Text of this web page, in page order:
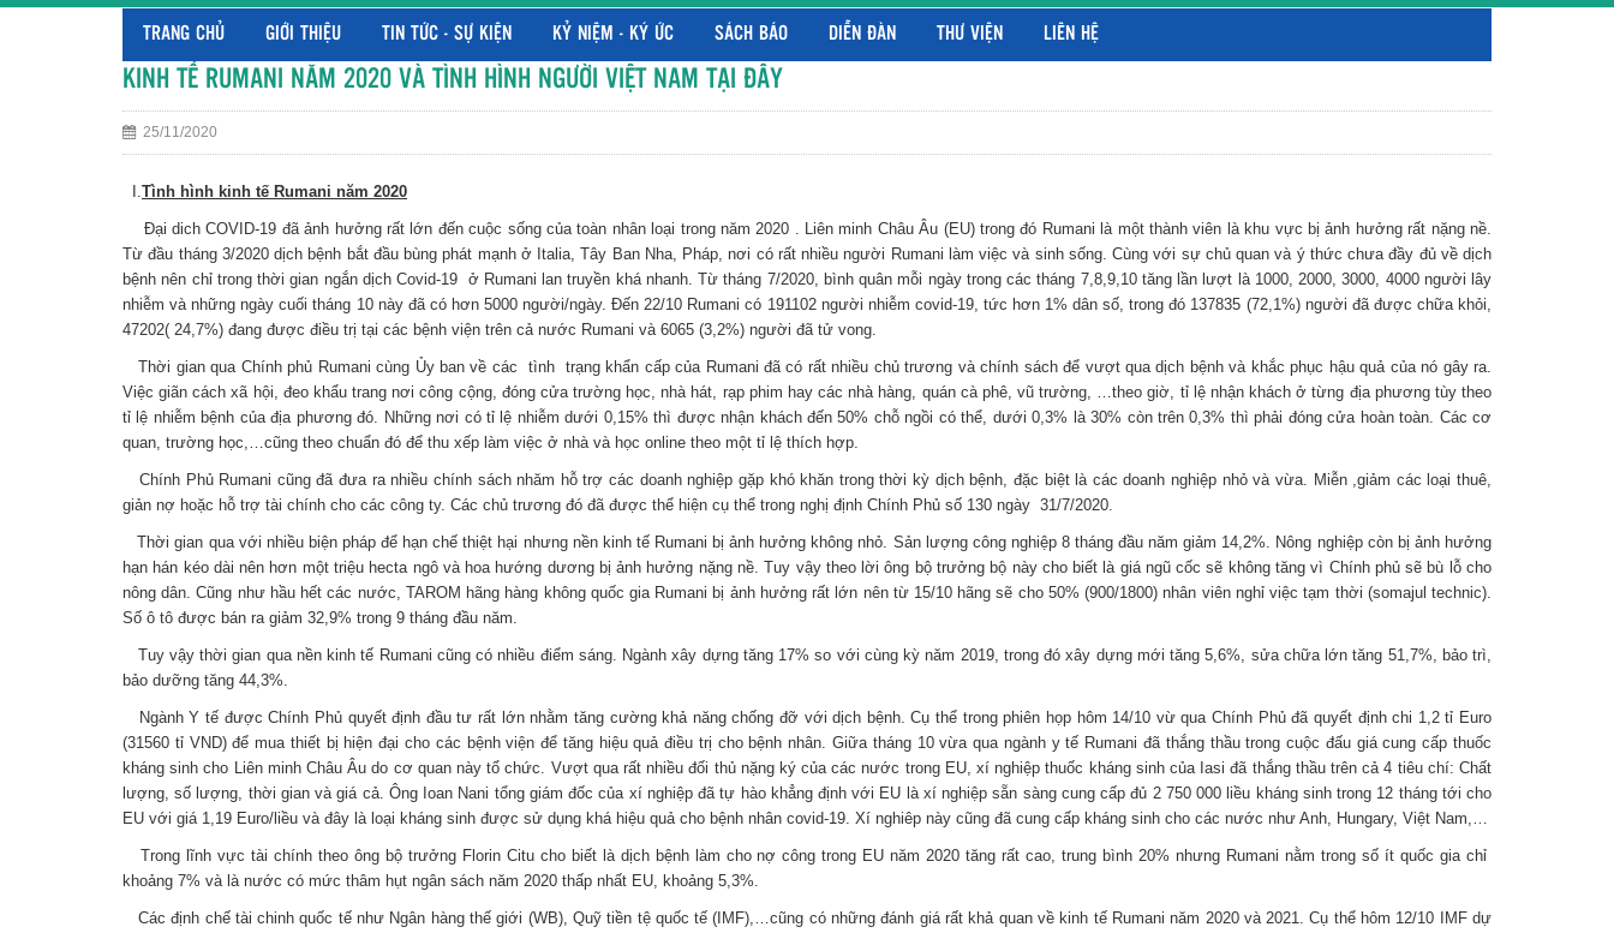
TRANG CHỦ GIỚI THIỆU TIN TỨC - SỰ KIỆN KỶ NIỆM - KÝ ỨC SÁCH BÁO DIỄN ĐÀN THƯ VIỆN LIÊN HỆ
KINH TẾ RUMANI NĂM 2020 VÀ TÌNH HÌNH NGƯỜI VIỆT NAM TẠI ĐÂY
25/11/2020
I.Tình hình kinh tế Rumani năm 2020
Đại dich COVID-19 đã ảnh hưởng rất lớn đến cuộc sống của toàn nhân loại trong năm 2020 . Liên minh Châu Âu (EU) trong đó Rumani là một thành viên là khu vực bị ảnh hưởng rất nặng nề.
Từ đầu tháng 3/2020 dịch bệnh bắt đầu bùng phát mạnh ở Italia, Tây Ban Nha, Pháp, nơi có rất nhiều người Rumani làm việc và sinh sống. Cùng với sự chủ quan và ý thức chưa đầy đủ về dịch
bệnh nên chỉ trong thời gian ngắn dịch Covid-19 ở Rumani lan truyền khá nhanh. Từ tháng 7/2020, bình quân mỗi ngày trong các tháng 7,8,9,10 tăng lần lượt là 1000, 2000, 3000, 4000 người lây
nhiễm và những ngày cuối tháng 10 này đã có hơn 5000 người/ngày. Đến 22/10 Rumani có 191102 người nhiễm covid-19, tức hơn 1% dân số, trong đó 137835 (72,1%) người đã được chữa khỏi,
47202( 24,7%) đang được điều trị tại các bệnh viện trên cả nước Rumani và 6065 (3,2%) người đã tử vong.
Thời gian qua Chính phủ Rumani cùng Ủy ban về các tình trạng khẩn cấp của Rumani đã có rất nhiều chủ trương và chính sách để vượt qua dịch bệnh và khắc phục hậu quả của nó gây ra.
Việc giãn cách xã hội, đeo khẩu trang nơi công cộng, đóng cửa trường học, nhà hát, rạp phim hay các nhà hàng, quán cà phê, vũ trường, …theo giờ, tỉ lệ nhận khách ở từng địa phương tùy theo
tỉ lệ nhiễm bệnh của địa phương đó. Những nơi có tỉ lệ nhiễm dưới 0,15% thì được nhận khách đến 50% chỗ ngồi có thể, dưới 0,3% là 30% còn trên 0,3% thì phải đóng cửa hoàn toàn. Các cơ
quan, trường học,…cũng theo chuẩn đó để thu xếp làm việc ở nhà và học online theo một tỉ lệ thích hợp.
Chính Phủ Rumani cũng đã đưa ra nhiều chính sách nhăm hỗ trợ các doanh nghiệp gặp khó khăn trong thời kỳ dịch bệnh, đặc biệt là các doanh nghiệp nhỏ và vừa. Miễn ,giảm các loại thuê,
giản nợ hoặc hỗ trợ tài chính cho các công ty. Các chủ trương đó đã được thể hiện cụ thể trong nghị định Chính Phủ số 130 ngày 31/7/2020.
Thời gian qua với nhiều biện pháp để hạn chế thiệt hại nhưng nền kinh tế Rumani bị ảnh hưởng không nhỏ. Sản lượng công nghiệp 8 tháng đầu năm giảm 14,2%. Nông nghiệp còn bị ảnh hưởng
hạn hán kéo dài nên hơn một triệu hecta ngô và hoa hướng dương bị ảnh hưởng nặng nề. Tuy vậy theo lời ông bộ trưởng bộ này cho biết là giá ngũ cốc sẽ không tăng vì Chính phủ sẽ bù lỗ cho
nông dân. Cũng như hầu hết các nước, TAROM hãng hàng không quốc gia Rumani bị ảnh hưởng rất lớn nên từ 15/10 hãng sẽ cho 50% (900/1800) nhân viên nghỉ việc tạm thời (somajul technic).
Số ô tô được bán ra giảm 32,9% trong 9 tháng đầu năm.
Tuy vậy thời gian qua nền kinh tế Rumani cũng có nhiều điểm sáng. Ngành xây dựng tăng 17% so với cùng kỳ năm 2019, trong đó xây dựng mới tăng 5,6%, sửa chữa lớn tăng 51,7%, bảo trì,
bảo dưỡng tăng 44,3%.
Ngành Y tế được Chính Phủ quyết định đầu tư rất lớn nhằm tăng cường khả năng chống đỡ với dịch bệnh. Cụ thể trong phiên họp hôm 14/10 vừ qua Chính Phủ đã quyết định chi 1,2 tỉ Euro
(31560 tỉ VND) để mua thiết bị hiện đại cho các bệnh viện để tăng hiệu quả điều trị cho bệnh nhân. Giữa tháng 10 vừa qua ngành y tế Rumani đã thắng thầu trong cuộc đấu giá cung cấp thuốc
kháng sinh cho Liên minh Châu Âu do cơ quan này tổ chức. Vượt qua rất nhiều đối thủ nặng ký của các nước trong EU, xí nghiệp thuốc kháng sinh của Iasi đã thắng thầu trên cả 4 tiêu chí: Chất
lượng, số lượng, thời gian và giá cả. Ông Ioan Nani tổng giám đốc của xí nghiệp đã tự hào khẳng định với EU là xí nghiệp sẵn sàng cung cấp đủ 2 750 000 liều kháng sinh trong 12 tháng tới cho
EU với giá 1,19 Euro/liều và đây là loại kháng sinh được sử dụng khá hiệu quả cho bệnh nhân covid-19. Xí nghiêp này cũng đã cung cấp kháng sinh cho các nước như Anh, Hungary, Việt Nam,…
Trong lĩnh vực tài chính theo ông bộ trưởng Florin Citu cho biết là dịch bệnh làm cho nợ công trong EU năm 2020 tăng rất cao, trung bình 20% nhưng Rumani nằm trong số ít quốc gia chỉ
khoảng 7% và là nước có mức thâm hụt ngân sách năm 2020 thấp nhất EU, khoảng 5,3%.
Các định chế tài chinh quốc tế như Ngân hàng thế giới (WB), Quỹ tiền tệ quốc tế (IMF),…cũng có những đánh giá rất khả quan về kinh tế Rumani năm 2020 và 2021. Cụ thể hôm 12/10 IMF dự